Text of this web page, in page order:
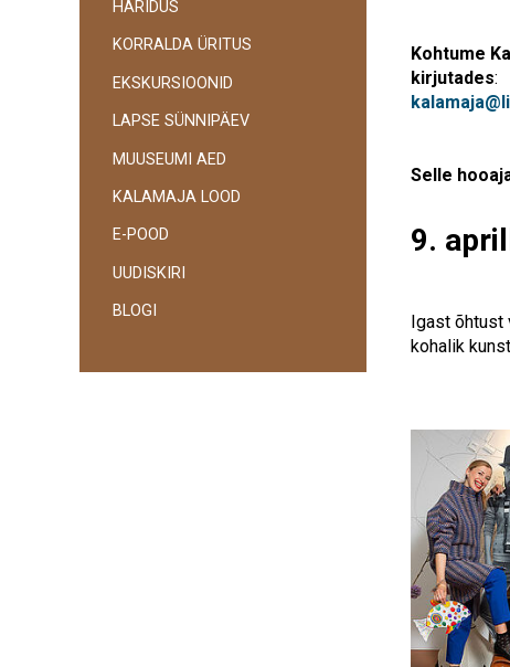
HARIDUS
KORRALDA ÜRITUS
EKSKURSIOONID
LAPSE SÜNNIPÄEV
MUUSEUMI AED
KALAMAJA LOOD
E-POOD
UUDISKIRI
BLOGI
Kohtume
kirjutades:
Selle
9.
Igast
kohalik